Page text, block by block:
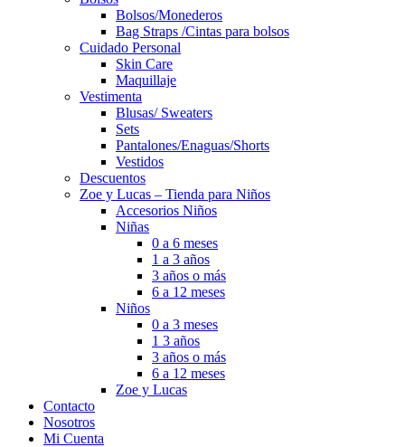
Bolsos/Monederos
Bag Straps /Cintas para bolsos
Cuidado Personal
Skin Care
Maquillaje
Vestimenta
Blusas/ Sweaters
Sets
Pantalones/Enaguas/Shorts
Vestidos
Descuentos
Zoe y Lucas – Tienda para Niños
Accesorios Niños
Niñas
0 a 6 meses
1 a 3 años
3 años o más
6 a 12 meses
Niños
0 a 3 meses
1 3 años
3 años o más
6 a 12 meses
Zoe y Lucas
Contacto
Nosotros
Mi Cuenta